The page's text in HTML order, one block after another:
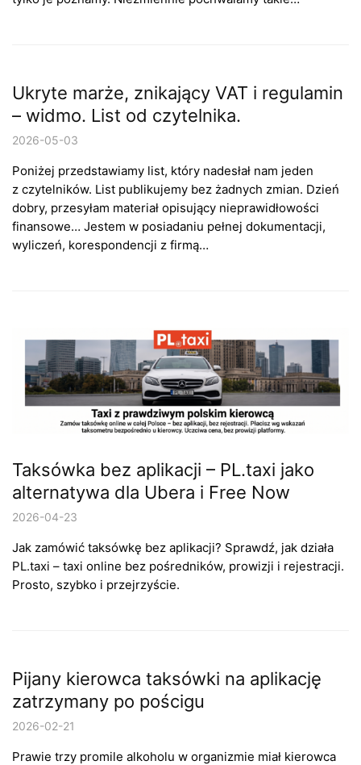
Ukryte marże, znikający VAT i regulamin
– widmo. List od czytelnika.
2026-05-03
Poniżej przedstawiamy list, który nadesłał nam jeden
z czytelników. List publikujemy bez żadnych zmian. Dzień
dobry, przesyłam materiał opisujący nieprawidłowości
finansowe… Jestem w posiadaniu pełnej dokumentacji,
wyliczeń, korespondencji z firmą…
Taksówka bez aplikacji – PL.taxi jako
alternatywa dla Ubera i Free Now
2026-04-23
Jak zamówić taksówkę bez aplikacji? Sprawdź, jak działa
PL.taxi – taxi online bez pośredników, prowizji i rejestracji.
Prosto, szybko i przejrzyście.
Pijany kierowca taksówki na aplikację
zatrzymany po pościgu
2026-02-21
Prawie trzy promile alkoholu w organizmie miał kierowca